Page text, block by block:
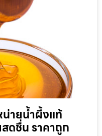
น่ายน้ำผึ้งแท้
ดชื่น ราคาถูก